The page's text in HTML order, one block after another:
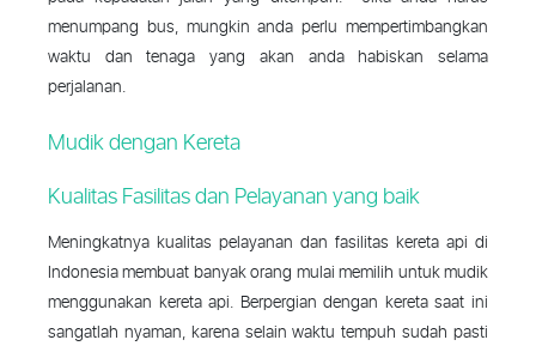
menumpang bus, mungkin anda perlu mempertimbangkan
waktu dan tenaga yang akan anda habiskan selama
perjalanan.
Mudik dengan Kereta
Kualitas Fasilitas dan Pelayanan yang baik
Meningkatnya kualitas pelayanan dan fasilitas kereta api di
Indonesia membuat banyak orang mulai memilih untuk mudik
menggunakan kereta api. Berpergian dengan kereta saat ini
sangatlah nyaman, karena selain waktu tempuh sudah pasti